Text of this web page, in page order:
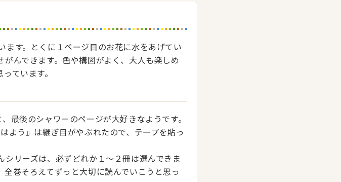
す。とくに１ページ目のお花に水をあげてい
んできます。色や構図がよく、大人も楽しめ
ています。
最後のシャワーのページが大好きなようです。
よう』は継ぎ目がやぶれたので、テープを貼っ
リーズは、必ずどれか１〜２冊は選んできま
巻そろえてずっと大切に読んでいこうと思っ